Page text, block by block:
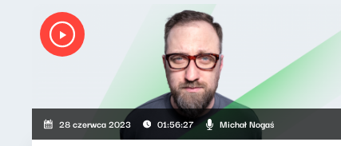
28 czerwca 2023 01:56:27 Michał Nogaś